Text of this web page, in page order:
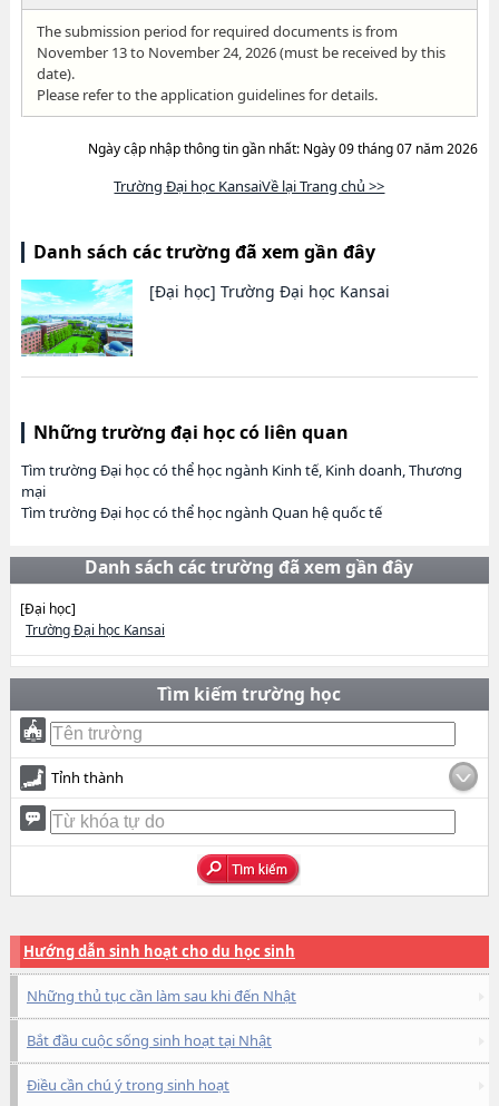
The submission period for required documents is from
November 13 to November 24, 2026 (must be received by this
date).
Please refer to the application guidelines for details.
Ngày cập nhập thông tin gần nhất: Ngày 09 tháng 07 năm 2026
Trường Đại học KansaiVề lại Trang chủ >>
Danh sách các trường đã xem gần đây
[Đại học] Trường Đại học Kansai
Những trường đại học có liên quan
Tìm trường Đại học có thể học ngành Kinh tế, Kinh doanh, Thương
mại
Tìm trường Đại học có thể học ngành Quan hệ quốc tế
Danh sách các trường đã xem gần đây
[Đại học]
Trường Đại học Kansai
Tìm kiếm trường học
Tỉnh thành
Hướng dẫn sinh hoạt cho du học sinh
Những thủ tục cần làm sau khi đến Nhật
Bắt đầu cuộc sống sinh hoạt tại Nhật
Điều cần chú ý trong sinh hoạt